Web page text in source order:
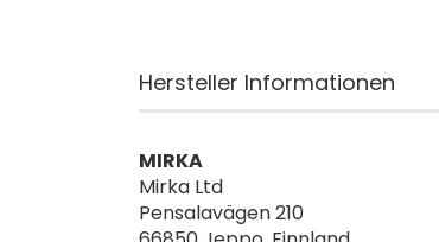
Hersteller Informationen
MIRKA
Mirka Ltd
Pensalavägen 210